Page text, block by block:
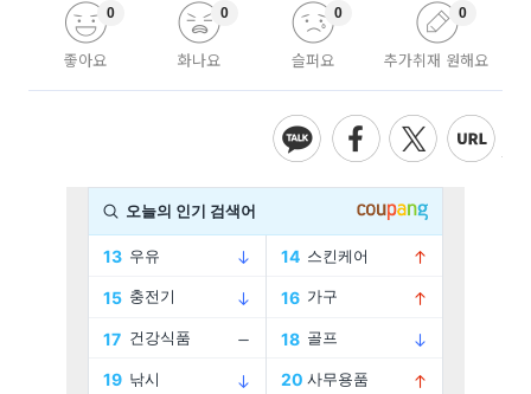
좋아요
0
화나요
0
슬퍼요
0
추가취재 원해요
0